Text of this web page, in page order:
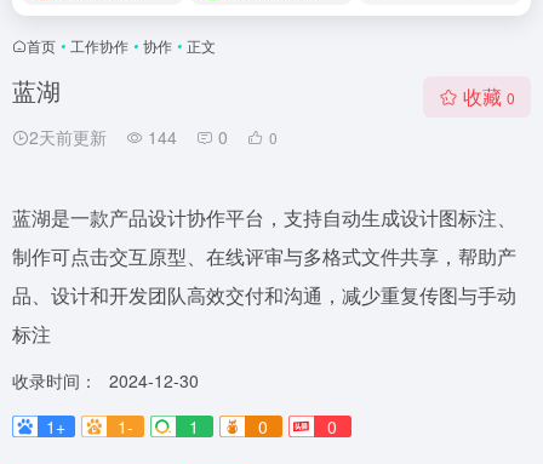
首页 • 工作协作 • 协作 • 正文
蓝湖
2天前更新 144 0 0
收藏 0
蓝湖是一款产品设计协作平台，支持自动生成设计图标注、
制作可点击交互原型、在线评审与多格式文件共享，帮助产
品、设计和开发团队高效交付和沟通，减少重复传图与手动
标注
收录时间：
2024-12-30
1+
1- 1 0 0